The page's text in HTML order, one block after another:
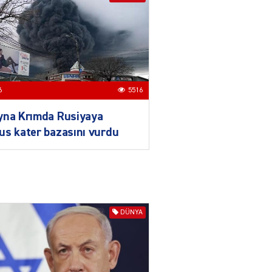
Məcəlləsində dəyişikliyi
TƏSDİQLƏDİ
04.08.2026
Nazirdən Orta Dəhliz
04.08.2026
Sədərəkdən Culfaya icra
başçısı göndərildi
04.08.2026 4404
5516
Krımda Rusiyaya
kater bazasını vurdu
DÜNYA